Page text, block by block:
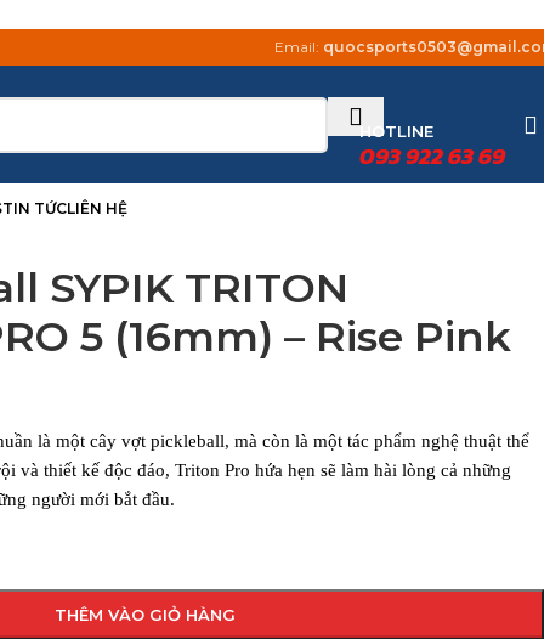
Email:
HOTLINE
093 922 63 69
TIN TỨCLIÊN HỆ
SYPIK TRITON
5 (16mm) – Rise Pink
là một cây vợt pickleball, mà còn là một tác phẩm nghệ thuật thể
và thiết kế độc đáo, Triton Pro hứa hẹn sẽ làm hài lòng cả những
người mới bắt đầu.
THÊM VÀO GIỎ HÀNG